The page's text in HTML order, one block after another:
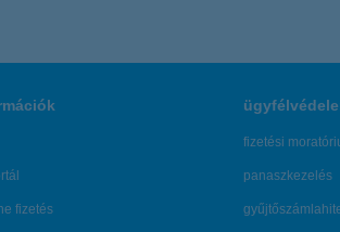
fizetés
fizetési
panaszkezelés